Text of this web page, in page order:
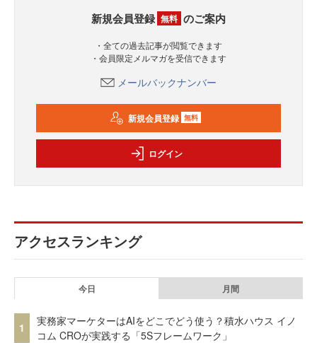
新規会員登録 無料 のご案内
・全ての過去記事が閲覧できます
・会員限定メルマガを受信できます
メールバックナンバー
新規会員登録 無料
ログイン
アクセスランキング
今日 月間
1
実務家マーケターはAIをどこでどう使う？積水ハウス イノ
コム CROが実践する「5Sフレームワーク」